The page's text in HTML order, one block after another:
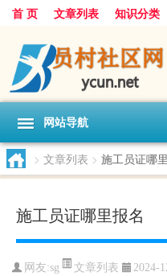
首 页 文章列表 知识分类
网站导航
> 文章列表 > 施工员证哪
施工员证哪里报名
网友:sg 文章列表 2024-